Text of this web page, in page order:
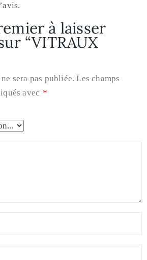
à laisser
“VITRAUX
sera pas publiée. Les champs
avec *